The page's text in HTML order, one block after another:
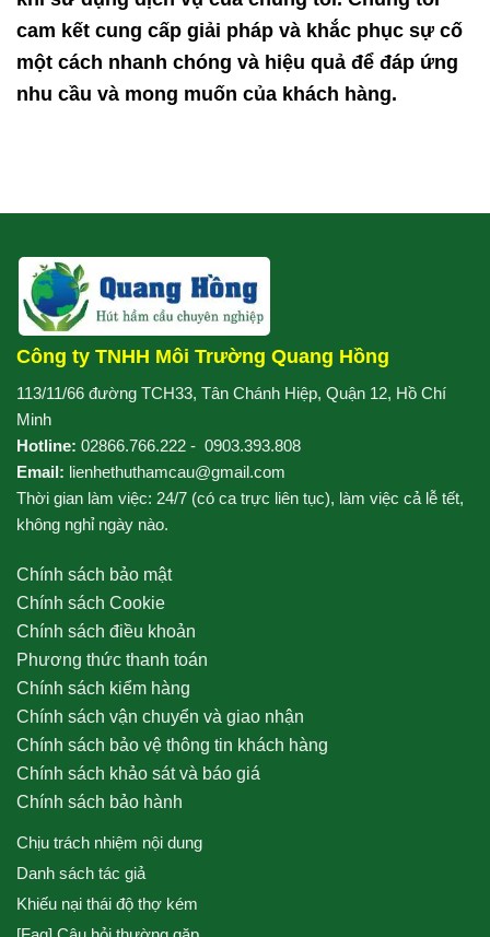
cam kết cung cấp giải pháp và khắc phục sự cố
một cách nhanh chóng và hiệu quả để đáp ứng
nhu cầu và mong muốn của khách hàng.
Công ty TNHH Môi Trường Quang Hồng
113/11/66 đường TCH33, Tân Chánh Hiệp, Quận 12, Hồ Chí
Minh
Hotline: 02866.766.222 - 0903.393.808
Email: lienhethuthamcau@gmail.com
Thời gian làm việc: 24/7 (có ca trực liên tục), làm việc cả lễ tết,
không nghỉ ngày nào.
Chính sách bảo mật
Chính sách Cookie
Chính sách điều khoản
Phương thức thanh toán
Chính sách kiểm hàng
Chính sách vận chuyển và giao nhận
Chính sách bảo vệ thông tin khách hàng
Chính sách khảo sát và báo giá
Chính sách bảo hành
Chịu trách nhiệm nội dung
Danh sách tác giả
Khiếu nại thái độ thợ kém